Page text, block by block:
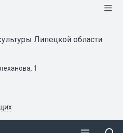
Липецкой области
1